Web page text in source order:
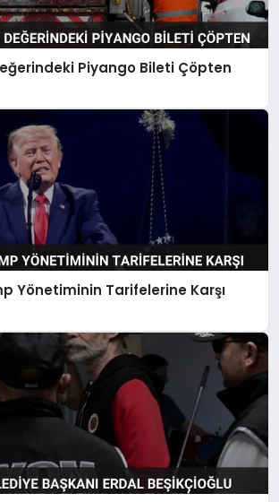
Piyango Bileti Çöpten
Yönetiminin Tarifelerine Karşı